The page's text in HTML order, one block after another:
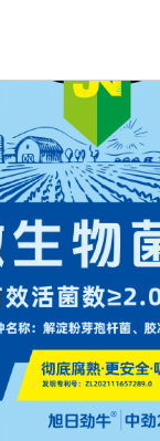
周围形成有利的种
解土壤有机物，促
性疏松土壤好地调
气性，分解土壤中
的作物造成损害。
长过程。微生物
壤养分、光照强
强度合适时，微
的外部条件下，微
较大，新陈代谢产
壤肥力。空气中的
长代谢产生相应的
，成为植物可以吸
料的利用率。在释
中微量元素的释放
代谢多种植物所需
、维生素等。